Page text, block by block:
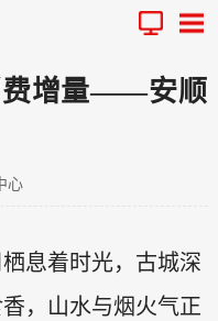
费增量——安顺
心
息着时光，古城深
，山水与烟火气正